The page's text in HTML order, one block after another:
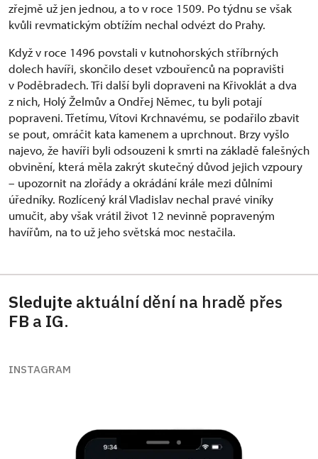
zřejmě už jen jednou, a to v roce 1509. Po týdnu se však
kvůli revmatickým obtížím nechal odvézt do Prahy.
Když v roce 1496 povstali v kutnohorských stříbrných
dolech havíři, skončilo deset vzbouřenců na popravišti
v Poděbradech. Tři další byli dopraveni na Křivoklát a dva
z nich, Holý Želmův a Ondřej Němec, tu byli potají
popraveni. Třetímu, Vítovi Krchnavému, se podařilo zbavit
se pout, omráčit kata kamenem a uprchnout. Brzy vyšlo
najevo, že havíři byli odsouzeni k smrti na základě falešných
obvinění, která měla zakrýt skutečný důvod jejich vzpoury
– upozornit na zlořády a okrádání krále mezi důlními
úředníky. Rozlícený král Vladislav nechal pravé viníky
umučit, aby však vrátil život 12 nevinně popraveným
havířům, na to už jeho světská moc nestačila.
Sledujte aktuální dění na hradě přes
FB a IG.
INSTAGRAM